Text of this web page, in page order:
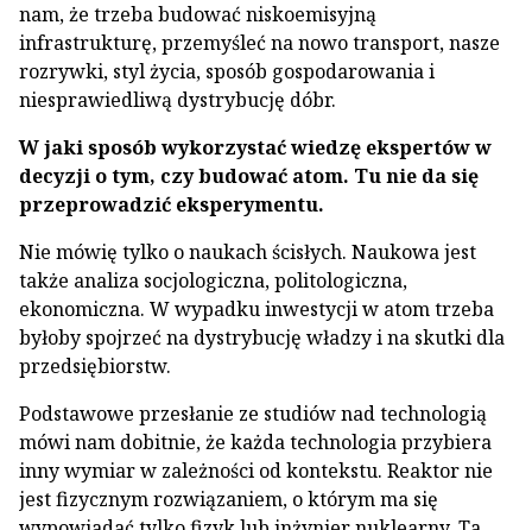
nam, że trzeba budować niskoemisyjną
infrastrukturę, przemyśleć na nowo transport, nasze
rozrywki, styl życia, sposób gospodarowania i
niesprawiedliwą dystrybucję dóbr.
W jaki sposób wykorzystać wiedzę ekspertów w
decyzji o tym, czy budować atom. Tu nie da się
przeprowadzić eksperymentu.
Nie mówię tylko o naukach ścisłych. Naukowa jest
także analiza socjologiczna, politologiczna,
ekonomiczna. W wypadku inwestycji w atom trzeba
byłoby spojrzeć na dystrybucję władzy i na skutki dla
przedsiębiorstw.
Podstawowe przesłanie ze studiów nad technologią
mówi nam dobitnie, że każda technologia przybiera
inny wymiar w zależności od kontekstu. Reaktor nie
jest fizycznym rozwiązaniem, o którym ma się